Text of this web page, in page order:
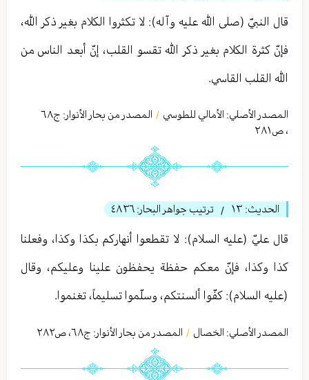
قال النبيّ (صلى الله عليه وآله): لا تكثروا الكلام بغير ذكر الله،
فإنّ كثرة الكلام بغير ذكر الله تقسو القلب، إنّ أبعد الناس من
الله القلب القاسي.
المصدر الأصلي: الأمالي للطوسي / المصدر من بحار الأنوار: ج٦٨
، ص٢٨١
الحديث: ١٣ / ترتيب جواهر البحار: ٤٨٣٦
قال عليّ (عليه السلام): لا تقطعوا أنهاركم بكذا وكذا، وفعلنا
كذا وكذا، فإنّ معكم حفظة يحفظون علينا وعليكم، وقال
(عليه السلام): كفّوا ألسنتكم، وسلّموا تسليماً، تغنموا.
المصدر الأصلي: الخصال / المصدر من بحار الأنوار: ج٦٨، ص٢٨٢